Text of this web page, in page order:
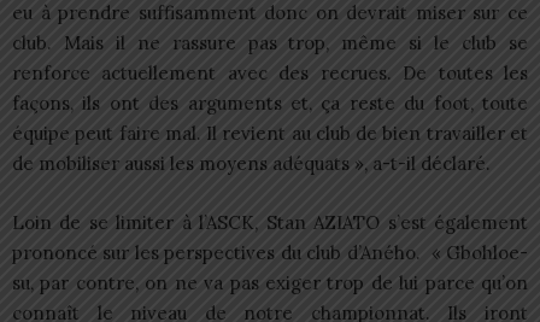
eu à prendre suffisamment donc on devrait miser sur ce
club. Mais il ne rassure pas trop, même si le club se
renforce actuellement avec des recrues. De toutes les
façons, ils ont des arguments et, ça reste du foot, toute
équipe peut faire mal. Il revient au club de bien travailler et
de mobiliser aussi les moyens adéquats », a-t-il déclaré.
Loin de se limiter à l’ASCK, Stan AZIATO s’est également
prononcé sur les perspectives du club d’Aného. « Gbohloe-
su, par contre, on ne va pas exiger trop de lui parce qu’on
connaît le niveau de notre championnat. Ils iront